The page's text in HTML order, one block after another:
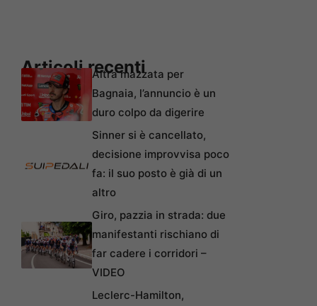
Articoli recenti
Altra mazzata per
Bagnaia, l’annuncio è un
duro colpo da digerire
Sinner si è cancellato,
decisione improvvisa poco
fa: il suo posto è già di un
altro
Giro, pazzia in strada: due
manifestanti rischiano di
far cadere i corridori –
VIDEO
Leclerc-Hamilton,